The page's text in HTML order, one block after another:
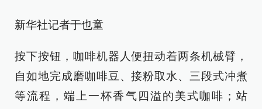
新华社记者于也童
按下按钮，咖啡机器人便扭动着两条机械臂，
自如地完成磨咖啡豆、接粉取水、三段式冲煮
等流程，端上一杯香气四溢的美式咖啡；站